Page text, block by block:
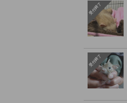
受付終了
受付終了